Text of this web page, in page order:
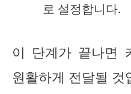
로 설정합니다.
이 단계가 끝나면
원활하게 전달될 것